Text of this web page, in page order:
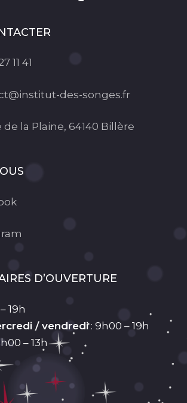
11 41
des-songes.fr
de la Plaine, 64140 Billère
D’OUVERTURE
19h
/ vendredi: 9h00 – 19h
– 13h